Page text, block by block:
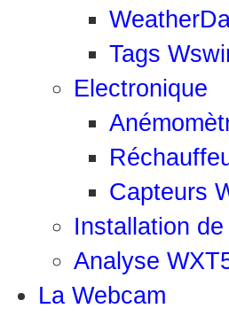
Tags
Electronique
Capteurs
Installation
Analyse
La Webcam